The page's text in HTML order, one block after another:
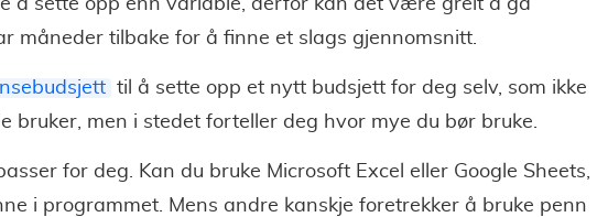
å sette opp enn variable, derfor kan det være greit å gå
måneder tilbake for å finne et slags gjennomsnitt.
til å sette opp et nytt budsjett for deg selv, som ikke
bruker, men i stedet forteller deg hvor mye du bør bruke.
for deg. Kan du bruke Microsoft Excel eller Google Sheets,
i programmet. Mens andre kanskje foretrekker å bruke penn